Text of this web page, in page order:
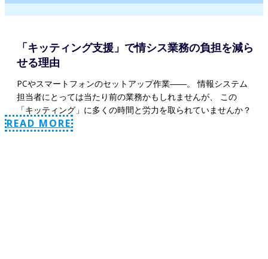
「キッティング支援」で情シス業務の負担を減ら
せる理由
PCやスマートフォンのセットアップ作業――。 情報システム
担当者にとっては当たり前の業務かもしれませんが、 この
「キッティング」に多くの時間と労力を取られていませんか？
READ MORE